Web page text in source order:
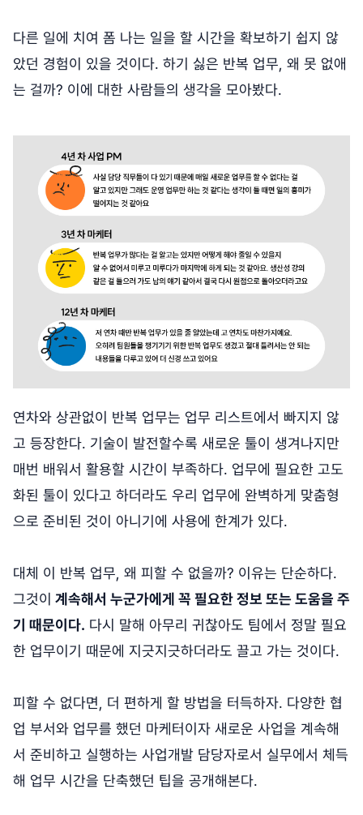
다른 일에 치여 폼 나는 일을 할 시간을 확보하기 쉽지 않
았던 경험이 있을 것이다. 하기 싫은 반복 업무, 왜 못 없애
는 걸까? 이에 대한 사람들의 생각을 모아봤다.
연차와 상관없이 반복 업무는 업무 리스트에서 빠지지 않
고 등장한다. 기술이 발전할수록 새로운 툴이 생겨나지만
매번 배워서 활용할 시간이 부족하다. 업무에 필요한 고도
화된 툴이 있다고 하더라도 우리 업무에 완벽하게 맞춤형
으로 준비된 것이 아니기에 사용에 한계가 있다.
대체 이 반복 업무, 왜 피할 수 없을까? 이유는 단순하다.
그것이 계속해서 누군가에게 꼭 필요한 정보 또는 도움을 주
기 때문이다. 다시 말해 아무리 귀찮아도 팀에서 정말 필요
한 업무이기 때문에 지긋지긋하더라도 끌고 가는 것이다.
피할 수 없다면, 더 편하게 할 방법을 터득하자. 다양한 협
업 부서와 업무를 했던 마케터이자 새로운 사업을 계속해
서 준비하고 실행하는 사업개발 담당자로서 실무에서 체득
해 업무 시간을 단축했던 팁을 공개해본다.